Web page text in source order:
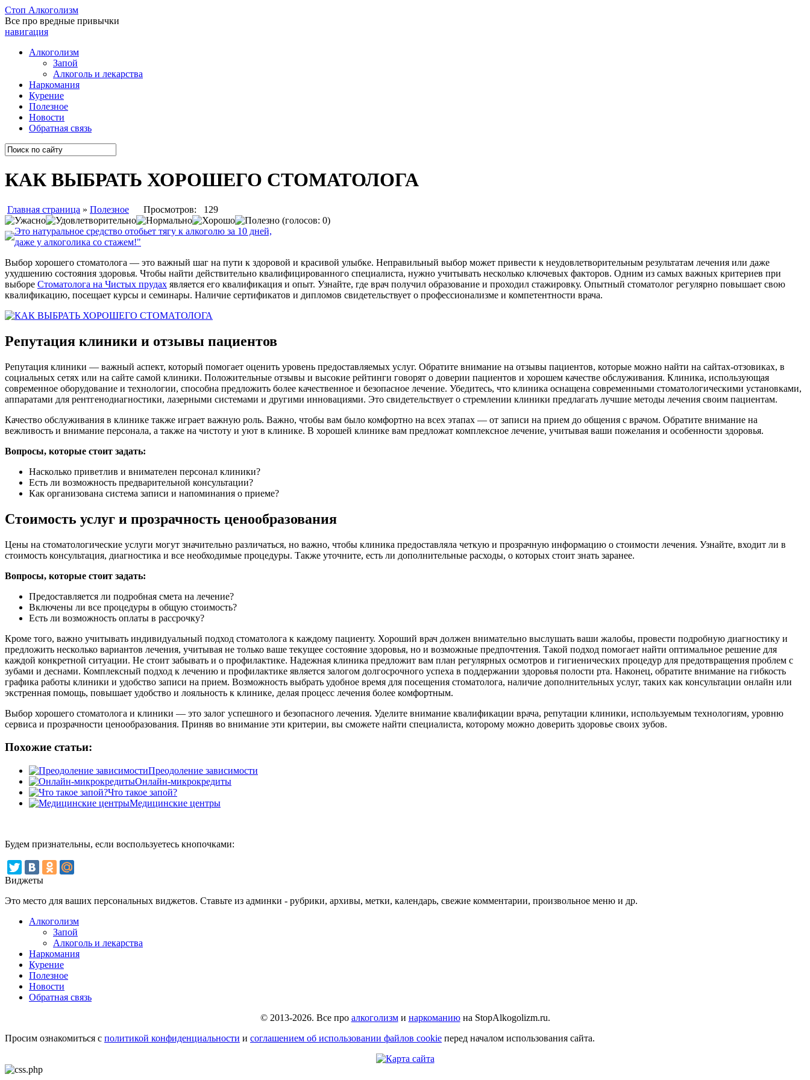
Стоп Алкоголизм
Все про вредные привычки
навигация
Алкоголизм
Запой
Алкоголь и лекарства
Наркомания
Курение
Полезное
Новости
Обратная связь
КАК ВЫБРАТЬ ХОРОШЕГО СТОМАТОЛОГА
Главная страница » Полезное
Просмотров: 129
(голосов: 0)
Это натуральное средство отобьет тягу к алкоголю за 10 дней,
даже у алкоголика со стажем!"
Выбор хорошего стоматолога — это важный шаг на пути к здоровой и красивой улыбке. Неправильный выбор может привести к неудовлетворительным результатам лечения или даже
ухудшению состояния здоровья. Чтобы найти действительно квалифицированного специалиста, нужно учитывать несколько ключевых факторов. Одним из самых важных критериев при
выборе Стоматолога на Чистых прудах является его квалификация и опыт. Узнайте, где врач получил образование и проходил стажировку. Опытный стоматолог регулярно повышает свою
квалификацию, посещает курсы и семинары. Наличие сертификатов и дипломов свидетельствует о профессионализме и компетентности врача.
Репутация клиники и отзывы пациентов
Репутация клиники — важный аспект, который помогает оценить уровень предоставляемых услуг. Обратите внимание на отзывы пациентов, которые можно найти на сайтах-отзовиках, в
социальных сетях или на сайте самой клиники. Положительные отзывы и высокие рейтинги говорят о доверии пациентов и хорошем качестве обслуживания. Клиника, использующая
современное оборудование и технологии, способна предложить более качественное и безопасное лечение. Убедитесь, что клиника оснащена современными стоматологическими установками,
аппаратами для рентгенодиагностики, лазерными системами и другими инновациями. Это свидетельствует о стремлении клиники предлагать лучшие методы лечения своим пациентам.
Качество обслуживания в клинике также играет важную роль. Важно, чтобы вам было комфортно на всех этапах — от записи на прием до общения с врачом. Обратите внимание на
вежливость и внимание персонала, а также на чистоту и уют в клинике. В хорошей клинике вам предложат комплексное лечение, учитывая ваши пожелания и особенности здоровья.
Вопросы, которые стоит задать:
Насколько приветлив и внимателен персонал клиники?
Есть ли возможность предварительной консультации?
Как организована система записи и напоминания о приеме?
Стоимость услуг и прозрачность ценообразования
Цены на стоматологические услуги могут значительно различаться, но важно, чтобы клиника предоставляла четкую и прозрачную информацию о стоимости лечения. Узнайте, входит ли в
стоимость консультация, диагностика и все необходимые процедуры. Также уточните, есть ли дополнительные расходы, о которых стоит знать заранее.
Вопросы, которые стоит задать:
Предоставляется ли подробная смета на лечение?
Включены ли все процедуры в общую стоимость?
Есть ли возможность оплаты в рассрочку?
Кроме того, важно учитывать индивидуальный подход стоматолога к каждому пациенту. Хороший врач должен внимательно выслушать ваши жалобы, провести подробную диагностику и
предложить несколько вариантов лечения, учитывая не только ваше текущее состояние здоровья, но и возможные предпочтения. Такой подход помогает найти оптимальное решение для
каждой конкретной ситуации. Не стоит забывать и о профилактике. Надежная клиника предложит вам план регулярных осмотров и гигиенических процедур для предотвращения проблем с
зубами и деснами. Комплексный подход к лечению и профилактике является залогом долгосрочного успеха в поддержании здоровья полости рта. Наконец, обратите внимание на гибкость
графика работы клиники и удобство записи на прием. Возможность выбрать удобное время для посещения стоматолога, наличие дополнительных услуг, таких как консультации онлайн или
экстренная помощь, повышает удобство и лояльность к клинике, делая процесс лечения более комфортным.
Выбор хорошего стоматолога и клиники — это залог успешного и безопасного лечения. Уделите внимание квалификации врача, репутации клиники, используемым технологиям, уровню
сервиса и прозрачности ценообразования. Приняв во внимание эти критерии, вы сможете найти специалиста, которому можно доверить здоровье своих зубов.
Похожие статьи:
Преодоление зависимости
Онлайн-микрокредиты
Что такое запой?
Медицинские центры
Будем признательны, если воспользуетесь кнопочками:
Виджеты
Это место для ваших персональных виджетов. Ставьте из админки - рубрики, архивы, метки, календарь, свежие комментарии, произвольное меню и др.
Алкоголизм
Запой
Алкоголь и лекарства
Наркомания
Курение
Полезное
Новости
Обратная связь
© 2013-2026. Все про алкоголизми наркоманиюна StopAlkogolizm.ru.
Просим ознакомиться с политикой конфиденциальности и соглашением об использовании файлов cookie перед началом использования сайта.